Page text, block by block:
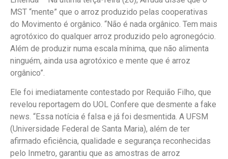
MST “mente” que o arroz produzido pelas cooperativas
do Movimento é orgânico. “Não é nada orgânico. Tem mais
agrotóxico do qualquer arroz produzido pelo agronegócio.
Além de produzir numa escala mínima, que não alimenta
ninguém, ainda usa agrotóxico e mente que é arroz
orgânico”.
Ele foi imediatamente contestado por Requião Filho, que
revelou reportagem do UOL Confere que desmente a fake
news. “Essa notícia é falsa e já foi desmentida. A UFSM
(Universidade Federal de Santa Maria), além de ter
afirmado eficiência, qualidade e segurança reconhecidas
pelo Inmetro, garantiu que as amostras de arroz